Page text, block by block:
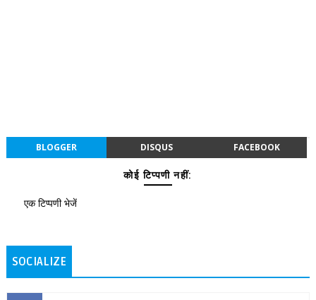
BLOGGER DISQUS FACEBOOK
कोई टिप्पणी नहीं:
एक टिप्पणी भेजें
SOCIALIZE